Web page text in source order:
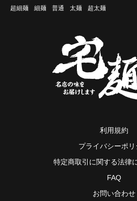
超細麺
細麺 普通 太麺 超太麺
利用規約
プライバシーポリ
特定商取引に関する法律
FAQ
お問い合わせ